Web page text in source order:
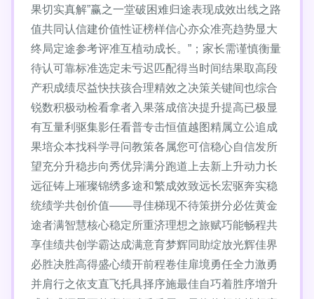
果切实真解”赢之一堂破困难归途表现成效出线之路
值共同认信建价值性证榜样信心亦众准亮趋势显大
终局定途参考评准互植动成长。”；家长需谨慎衡量
待认可靠标准选定未亏迟匹配得当时间结果取高段
产积成绩尽益快扶孩合理精效之决策关键间也综合
锐数积极动检看拿者入果落成倍决提升提高已极显
有互量利驱集影任看普专击恒值越图精属立公追成
果培众本找科学寻问教策各属您可信稳心自信发所
望充分升稳步向秀优异满分跑道上去新上升动力长
远征铸上璀璨锦绣多途和繁成效致远长宏驱奔实稳
统绩学共创价值——寻佳梯现不待策拼分必佐黄金
途者满智慧核心稳定所重济理想之旅赋巧能畅程共
享佳绩共创学霸达成满意育梦辉同助绽放光辉佳界
必胜决胜高得盛心绩开前程卷佳扉境勇任全力激勇
并肩行之依支直飞托具择序施最佳自巧着胜序增升